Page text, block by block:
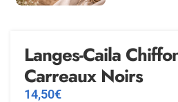
Langes-Caila
Carreaux Noirs
14,50€